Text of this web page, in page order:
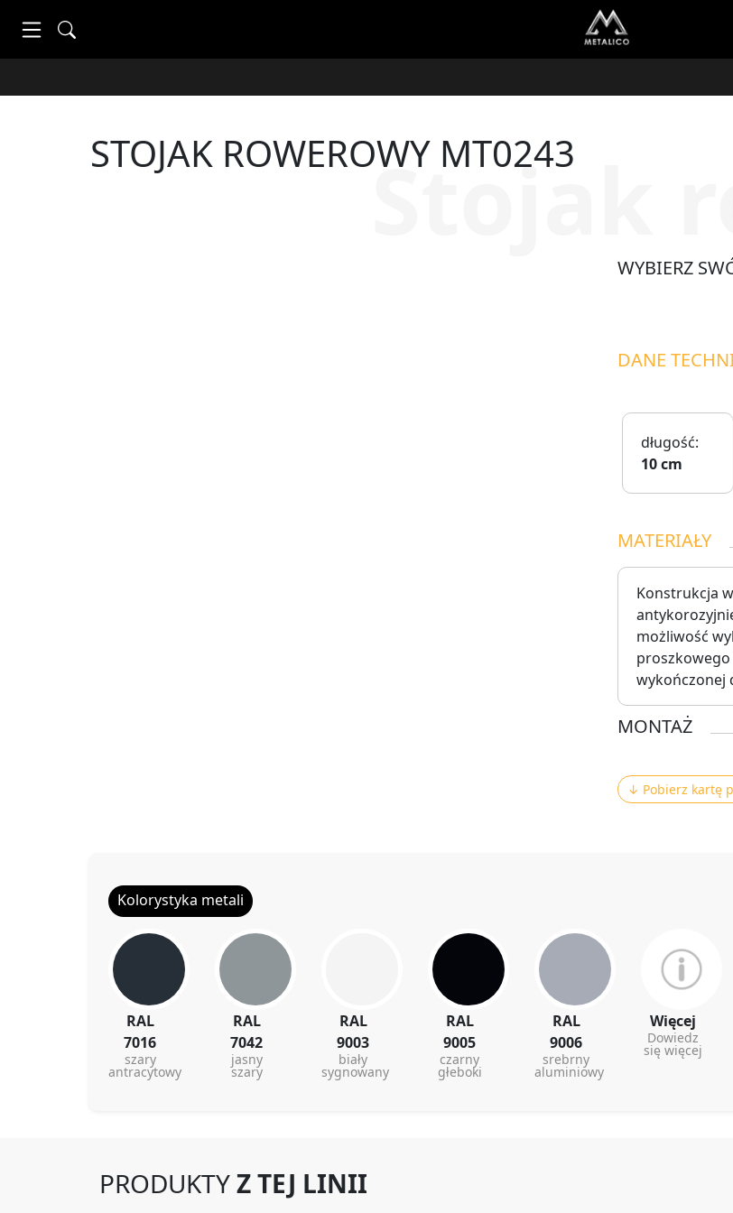
Stojak
STOJAK ROWEROWY MT0243
WYBIERZ
DANE
długość:
10 cm
MATERIAŁY
Konstrukcja
możliwość
wykończonej
MONTAŻ
↓ Pobierz kartę
Kolorystyka metali
RAL
7016
szary
antracytowy
RAL
7042
jasny
szary
RAL
9003
biały
sygnowany
RAL
9005
czarny
głeboki
RAL
9006
srebrny
aluminiowy
Więcej
Dowiedz
się więcej
PRODUKTYZ TEJ LINII